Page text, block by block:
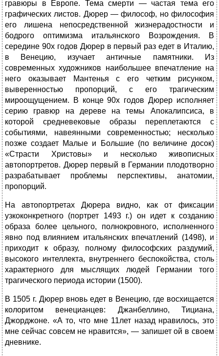
гравюры в Европе. Тема смерти — частая тема его
графических листов. Дюрер — философ, но философия
его лишена непосредственной жизнерадостности и
бодрого опти­мизма итальянского Возрождения. В
середине 90х годов Дюрер в первый раз едет в Италию,
в Венецию, изучает античные памят­ники. Из
современных художников наибольшее впечатление на
него оказывает Мантенья с его четким рисунком,
выверенностью пропорций, с его трагическим
мироощущением. В конце 90х годов Дюрер исполняет
серию гравюр на дереве на темы Апокалипсиса, в
которой средневековые образы переплетаются с
событиями, навеянными современностью; несколько
позже создает Малые и Большие (по величине досок)
«Страсти Христовы» и несколько живописных
автопортретов. Дюрер первый в Германии плодотворно
разрабатывает проблемы перспективы, анатомии,
пропорций.
На автопортретах Дюрера видно, как от фиксации
узкоконкретного (портрет 1493 г.) он идет к созданию
образа более цельного, полнокровного, исполненного
явно под влиянием итальянских впечатлений (1498), и
приходит к образу, полному философских раздумий,
высокого интеллекта, внутреннего беспокойства, столь
характерного для мыслящих людей Германии того
трагического периода истории (1500).
В 1505 г. Дюрер вновь едет в Венецию, где восхищается
колоритом венецианцев: Джанбеллино, Тициана,
Джорджоне. «А то, что мне 11лет назад нравилось, это
мне сейчас совсем не нравится», — запишет ой в своем
дневнике.